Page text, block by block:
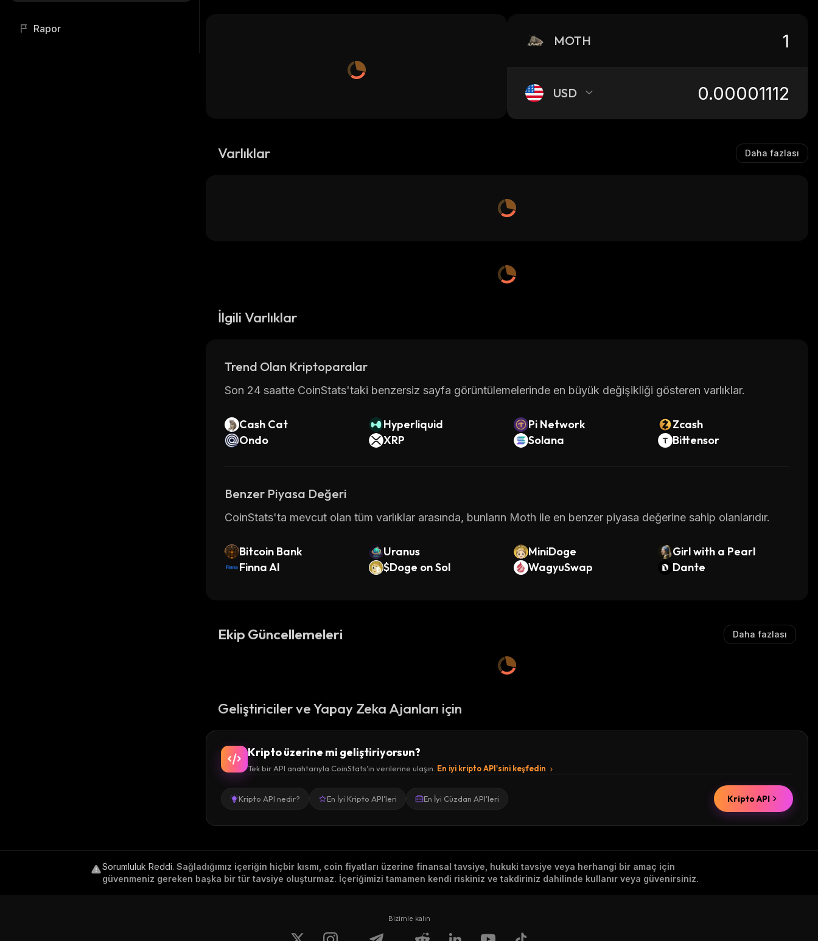
Rapor
MOTH
USD
Varlıklar Daha fazlası
İlgili Varlıklar
Trend Olan Kriptoparalar
Son 24 saatte CoinStats'taki benzersiz sayfa görüntülemelerinde en büyük değişikliği gösteren varlıklar.
Cash Cat Hyperliquid Pi Network
Zcash
Ondo
XRP Solana Bittensor
Benzer Piyasa Değeri
CoinStats'ta mevcut olan tüm varlıklar arasında, bunların Moth ile en benzer piyasa değerine sahip olanlarıdır.
Bitcoin Bank Uranus MiniDoge
Girl with a Pearl
Finna AI
$Doge on Sol WagyuSwap Dante
Ekip Güncellemeleri Daha fazlası
Geliştiriciler ve Yapay Zeka Ajanları için
Kripto üzerine mi geliştiriyorsun?
Tek bir API anahtarıyla CoinStats'in verilerine ulaşın. En iyi kripto API'sini keşfedin
Kripto API nedir? En İyi Kripto API'leri En İyi Cüzdan API'leri Kripto API
Sorumluluk Reddi. Sağladığımız içeriğin hiçbir kısmı, coin fiyatları üzerine finansal tavsiye, hukuki tavsiye veya herhangi bir amaç için
güvenmeniz gereken başka bir tür tavsiye oluşturmaz. İçeriğimizi tamamen kendi riskiniz ve takdiriniz dahilinde kullanır veya güvenirsiniz.
Bizimle kalın